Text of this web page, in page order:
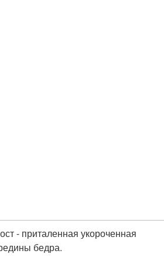
- приталенная укороченная
бедра.